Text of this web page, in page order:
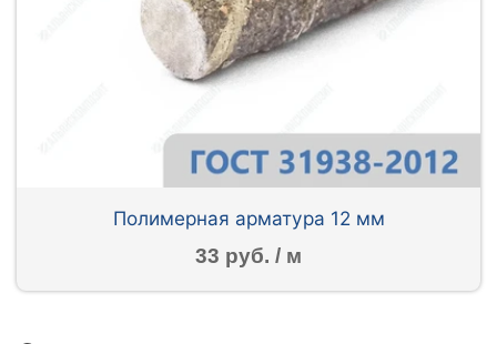
Полимерная арматура 12 мм
33 руб. / м